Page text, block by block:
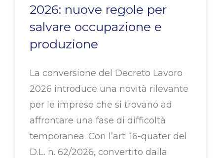
2026: nuove regole per
salvare occupazione e
produzione
La conversione del Decreto Lavoro
2026 introduce una novità rilevante
per le imprese che si trovano ad
affrontare una fase di difficoltà
temporanea. Con l’art. 16-quater del
D.L. n. 62/2026, convertito dalla